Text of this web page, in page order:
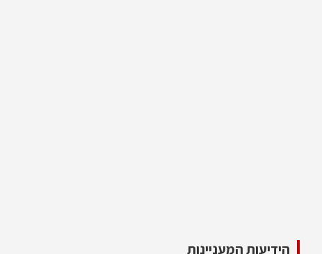
הידיעות המעניינות